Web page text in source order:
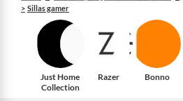
Sillas gamer
Just Home
Collection
Razer Bonno